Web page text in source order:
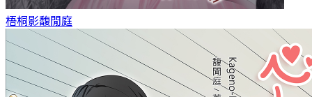
梧桐影馥閒庭